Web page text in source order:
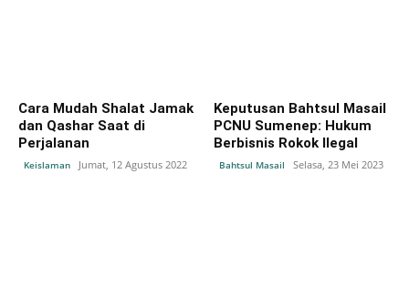
Cara Mudah Shalat Jamak
dan Qashar Saat di
Perjalanan
Keislaman Jumat, 12 Agustus 2022
Keputusan Bahtsul Masail
PCNU Sumenep: Hukum
Berbisnis Rokok Ilegal
Bahtsul Masail Selasa, 23 Mei 2023